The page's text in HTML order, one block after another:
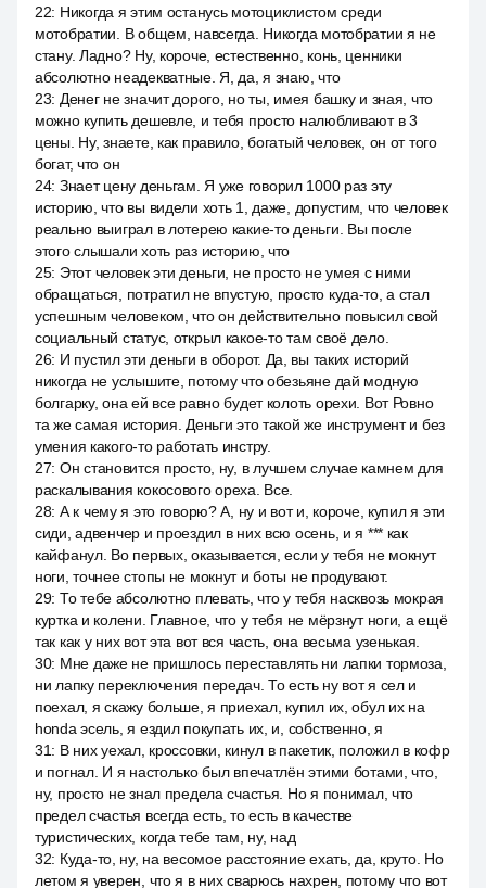
22: Никогда я этим останусь мотоциклистом среди
мотобратии. В общем, навсегда. Никогда мотобратии я не
стану. Ладно? Ну, короче, естественно, конь, ценники
абсолютно неадекватные. Я, да, я знаю, что
23: Денег не значит дорого, но ты, имея башку и зная, что
можно купить дешевле, и тебя просто налюбливают в 3
цены. Ну, знаете, как правило, богатый человек, он от того
богат, что он
24: Знает цену деньгам. Я уже говорил 1000 раз эту
историю, что вы видели хоть 1, даже, допустим, что человек
реально выиграл в лотерею какие-то деньги. Вы после
этого слышали хоть раз историю, что
25: Этот человек эти деньги, не просто не умея с ними
обращаться, потратил не впустую, просто куда-то, а стал
успешным человеком, что он действительно повысил свой
социальный статус, открыл какое-то там своё дело.
26: И пустил эти деньги в оборот. Да, вы таких историй
никогда не услышите, потому что обезьяне дай модную
болгарку, она ей все равно будет колоть орехи. Вот Ровно
та же самая история. Деньги это такой же инструмент и без
умения какого-то работать инстру.
27: Он становится просто, ну, в лучшем случае камнем для
раскалывания кокосового ореха. Все.
28: А к чему я это говорю? А, ну и вот и, короче, купил я эти
сиди, адвенчер и проездил в них всю осень, и я *** как
кайфанул. Во первых, оказывается, если у тебя не мокнут
ноги, точнее стопы не мокнут и боты не продувают.
29: То тебе абсолютно плевать, что у тебя насквозь мокрая
куртка и колени. Главное, что у тебя не мёрзнут ноги, а ещё
так как у них вот эта вот вся часть, она весьма узенькая.
30: Мне даже не пришлось переставлять ни лапки тормоза,
ни лапку переключения передач. То есть ну вот я сел и
поехал, я скажу больше, я приехал, купил их, обул их на
honda эсель, я ездил покупать их, и, собственно, я
31: В них уехал, кроссовки, кинул в пакетик, положил в кофр
и погнал. И я настолько был впечатлён этими ботами, что,
ну, просто не знал предела счастья. Но я понимал, что
предел счастья всегда есть, то есть в качестве
туристических, когда тебе там, ну, над
32: Куда-то, ну, на весомое расстояние ехать, да, круто. Но
летом я уверен, что я в них сварюсь нахрен, потому что вот